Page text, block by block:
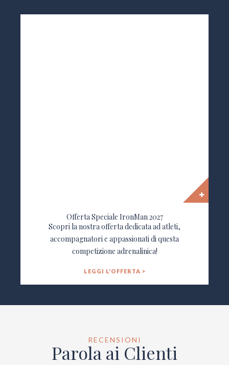
Offerta Speciale IronMan 2027
Scopri la nostra offerta dedicata ad atleti,
accompagnatori e appassionati di questa
competizione adrenalinica!
LEGGI L'OFFERTA >
RECENSIONI
Parola ai Clienti